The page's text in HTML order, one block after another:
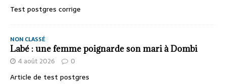
Test postgres corrige
NON CLASSÉ
Labé : une femme poignarde son mari à Dombi
4 août 2026 0
Article de test postgres